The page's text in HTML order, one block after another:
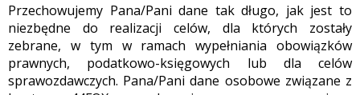
Przechowujemy Pana/Pani dane tak długo, jak jest to
niezbędne do realizacji celów, dla których zostały
zebrane, w tym w ramach wypełniania obowiązków
prawnych, podatkowo-księgowych lub dla celów
sprawozdawczych. Pana/Pani dane osobowe związane z